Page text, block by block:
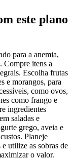
este plano
para a anemia,
Compre itens a
Escolha frutas
e morangos, para
como ovos,
como frango e
ingredientes
saladas e
grego, aveia e
Planeje
utilize as sobras de
o valor.